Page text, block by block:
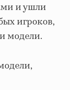
и ушли
игроков,
модели.